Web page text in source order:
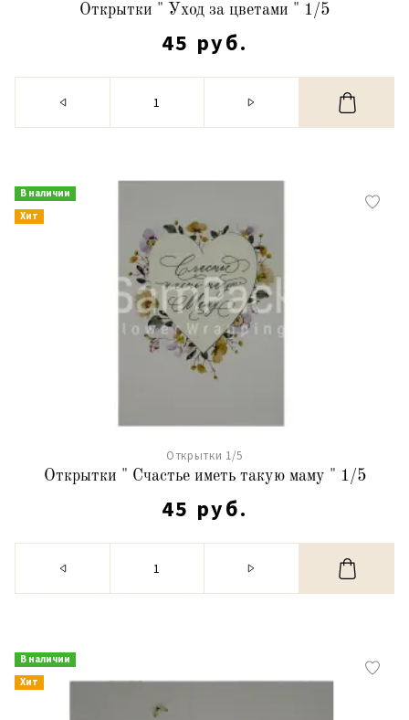
Открытки " Уход за цветами " 1/5
45 руб.
В наличии
Хит
Открытки 1/5
Открытки " Счастье иметь такую маму " 1/5
45 руб.
В наличии
Хит